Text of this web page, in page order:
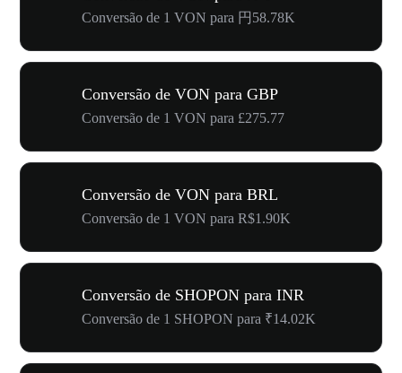
Conversão de 1 VON para 円58.78K
Conversão de VON para GBP
Conversão de 1 VON para £275.77
Conversão de VON para BRL
Conversão de 1 VON para R$1.90K
Conversão de SHOPON para INR
Conversão de 1 SHOPON para ₹14.02K